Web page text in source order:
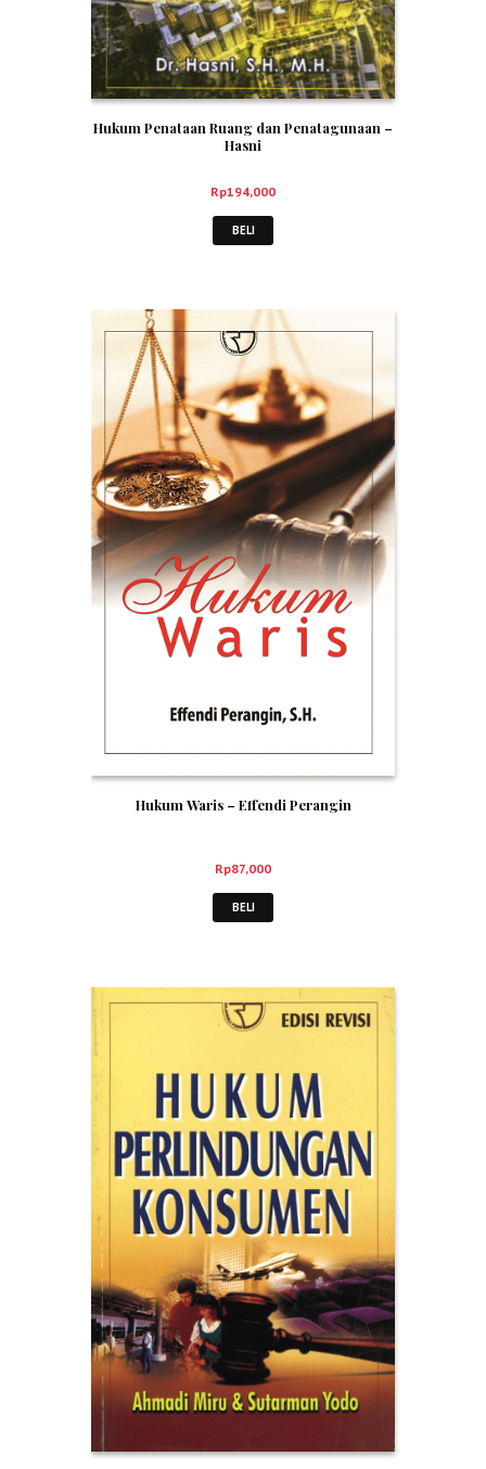
Hukum Penataan Ruang dan Penatagunaan –
Hasni
Rp194,000
BELI
Hukum Waris – Effendi Perangin
Rp87,000
BELI